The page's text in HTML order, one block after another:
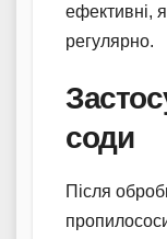
ефективні,
регулярно.
соди
Після